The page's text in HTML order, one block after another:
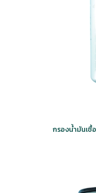
กรองน้ำมันเชื้